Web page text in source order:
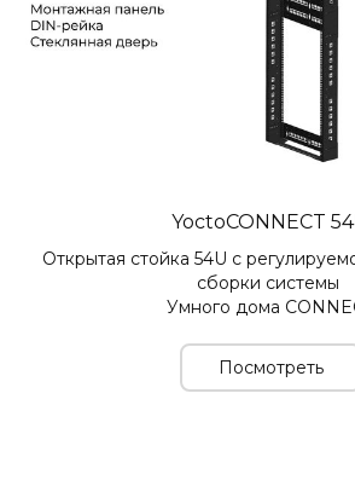
YoctoCONNECT
Открытая стойка 54U с
сборки системы
Умного дома
Посмотреть